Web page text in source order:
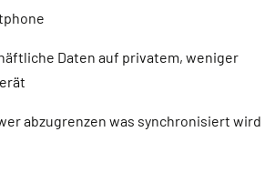
Daten auf privatem, weniger
abzugrenzen was synchronisiert wird